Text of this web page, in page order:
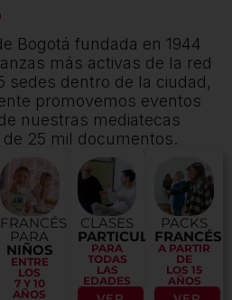
Bogotá fundada en 1944
más activas de la red
sedes dentro de la ciudad,
promovemos eventos
nuestras mediatecas
25 mil documentos.
FRANCÉS
PARA
NIÑOS
ENTRE
LOS
7 Y 10
AÑOS
CLASES
PARTICULARES
PARA
TODAS
LAS
EDADES
PACKS
FRANCÉS
A PARTIR
DE
LOS 15
AÑOS